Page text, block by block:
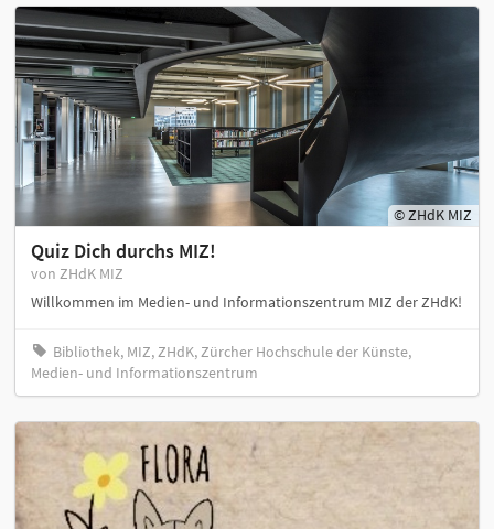
© ZHdK MIZ
Quiz Dich durchs MIZ!
von ZHdK MIZ
Willkommen im Medien- und Informationszentrum MIZ der ZHdK!
Bibliothek, MIZ, ZHdK, Zürcher Hochschule der Künste,
Medien- und Informationszentrum